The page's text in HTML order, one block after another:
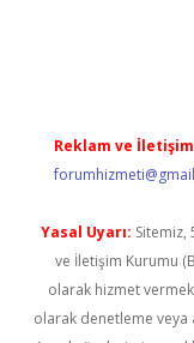
Reklam ve
Yasal Uyarı: Sitemiz,
ve İletişim Kurumu
olarak hizmet
olarak denetleme veya